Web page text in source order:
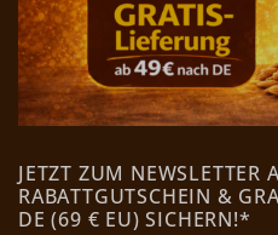
JETZT ZUM
RABATTGUTSCHEIN &
DE (69 € EU) SICHERN!*